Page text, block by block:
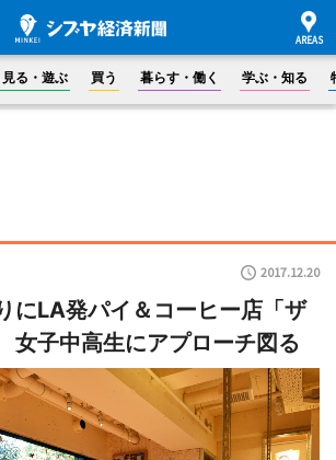
見る・遊ぶ 買う 暮らす・働く 学ぶ・知る
2017.12.20
にLA発パイ＆コーヒー店「ザ
子中高生にアプローチ図る